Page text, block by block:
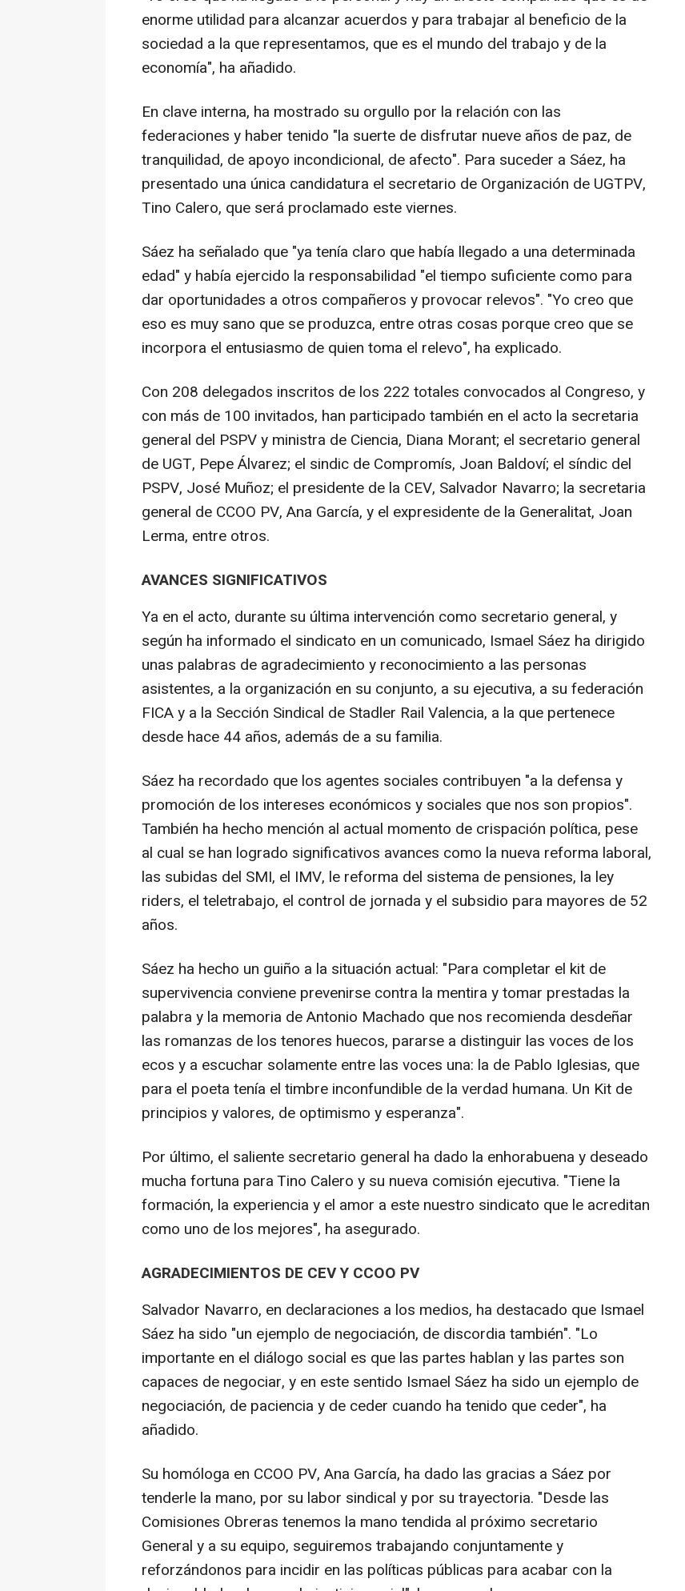
enorme utilidad para alcanzar acuerdos y para trabajar al beneficio de la
sociedad a la que representamos, que es el mundo del trabajo y de la
economía", ha añadido.
En clave interna, ha mostrado su orgullo por la relación con las
federaciones y haber tenido "la suerte de disfrutar nueve años de paz, de
tranquilidad, de apoyo incondicional, de afecto". Para suceder a Sáez, ha
presentado una única candidatura el secretario de Organización de UGTPV,
Tino Calero, que será proclamado este viernes.
Sáez ha señalado que "ya tenía claro que había llegado a una determinada
edad" y había ejercido la responsabilidad "el tiempo suficiente como para
dar oportunidades a otros compañeros y provocar relevos". "Yo creo que
eso es muy sano que se produzca, entre otras cosas porque creo que se
incorpora el entusiasmo de quien toma el relevo", ha explicado.
Con 208 delegados inscritos de los 222 totales convocados al Congreso, y
con más de 100 invitados, han participado también en el acto la secretaria
general del PSPV y ministra de Ciencia, Diana Morant; el secretario general
de UGT, Pepe Álvarez; el sindic de Compromís, Joan Baldoví; el síndic del
PSPV, José Muñoz; el presidente de la CEV, Salvador Navarro; la secretaria
general de CCOO PV, Ana García, y el expresidente de la Generalitat, Joan
Lerma, entre otros.
AVANCES SIGNIFICATIVOS
Ya en el acto, durante su última intervención como secretario general, y
según ha informado el sindicato en un comunicado, Ismael Sáez ha dirigido
unas palabras de agradecimiento y reconocimiento a las personas
asistentes, a la organización en su conjunto, a su ejecutiva, a su federación
FICA y a la Sección Sindical de Stadler Rail Valencia, a la que pertenece
desde hace 44 años, además de a su familia.
Sáez ha recordado que los agentes sociales contribuyen "a la defensa y
promoción de los intereses económicos y sociales que nos son propios".
También ha hecho mención al actual momento de crispación política, pese
al cual se han logrado significativos avances como la nueva reforma laboral,
las subidas del SMI, el IMV, le reforma del sistema de pensiones, la ley
riders, el teletrabajo, el control de jornada y el subsidio para mayores de 52
años.
Sáez ha hecho un guiño a la situación actual: "Para completar el kit de
supervivencia conviene prevenirse contra la mentira y tomar prestadas la
palabra y la memoria de Antonio Machado que nos recomienda desdeñar
las romanzas de los tenores huecos, pararse a distinguir las voces de los
ecos y a escuchar solamente entre las voces una: la de Pablo Iglesias, que
para el poeta tenía el timbre inconfundible de la verdad humana. Un Kit de
principios y valores, de optimismo y esperanza".
Por último, el saliente secretario general ha dado la enhorabuena y deseado
mucha fortuna para Tino Calero y su nueva comisión ejecutiva. "Tiene la
formación, la experiencia y el amor a este nuestro sindicato que le acreditan
como uno de los mejores", ha asegurado.
AGRADECIMIENTOS DE CEV Y CCOO PV
Salvador Navarro, en declaraciones a los medios, ha destacado que Ismael
Sáez ha sido "un ejemplo de negociación, de discordia también". "Lo
importante en el diálogo social es que las partes hablan y las partes son
capaces de negociar, y en este sentido Ismael Sáez ha sido un ejemplo de
negociación, de paciencia y de ceder cuando ha tenido que ceder", ha
añadido.
Su homóloga en CCOO PV, Ana García, ha dado las gracias a Sáez por
tenderle la mano, por su labor sindical y por su trayectoria. "Desde las
Comisiones Obreras tenemos la mano tendida al próximo secretario
General y a su equipo, seguiremos trabajando conjuntamente y
reforzándonos para incidir en las políticas públicas para acabar con la